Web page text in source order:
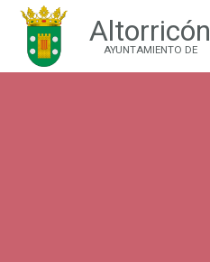
Altorricón
AYUNTAMIENTO DE